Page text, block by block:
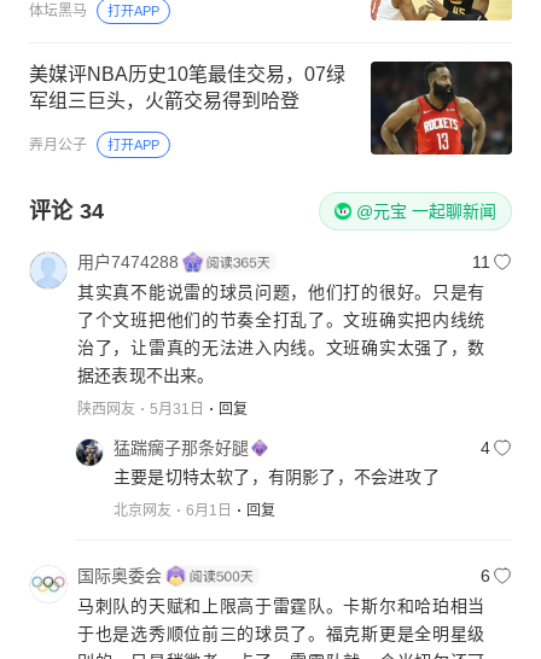
体坛黑马 打开APP
美媒评NBA历史10笔最佳交易，07绿
军组三巨头，火箭交易得到哈登
弄月公子 打开APP
评论 34 @元宝 一起聊新闻
用户7474288
11
其实真不能说雷的球员问题，他们打的很好。只是有
了个文班把他们的节奏全打乱了。文班确实把内线统
治了，让雷真的无法进入内线。文班确实太强了，数
据还表现不出来。
陕西网友 5月31日 回复
猛踹瘸子那条好腿
4
主要是切特太软了，有阴影了，不会进攻了
北京网友 6月1日 回复
国际奥委会
6
马刺队的天赋和上限高于雷霆队。卡斯尔和哈珀相当
于也是选秀顺位前三的球员了。福克斯更是全明星级